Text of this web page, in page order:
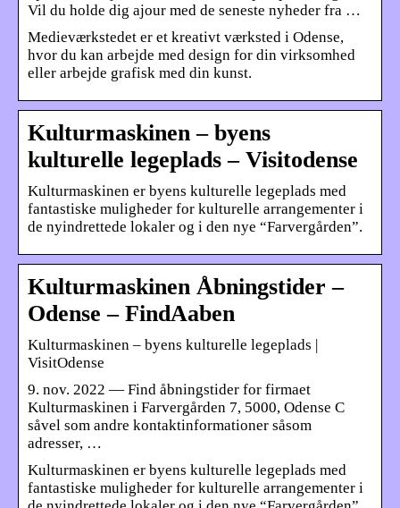
Vil du holde dig ajour med de seneste nyheder fra …
Medieværkstedet er et kreativt værksted i Odense,
hvor du kan arbejde med design for din virksomhed
eller arbejde grafisk med din kunst.
Kulturmaskinen – byens
kulturelle legeplads – Visitodense
Kulturmaskinen er byens kulturelle legeplads med
fantastiske muligheder for kulturelle arrangementer i
de nyindrettede lokaler og i den nye “Farvergården”.
Kulturmaskinen Åbningstider –
Odense – FindAaben
Kulturmaskinen – byens kulturelle legeplads |
VisitOdense
9. nov. 2022 — Find åbningstider for firmaet
Kulturmaskinen i Farvergården 7, 5000, Odense C
såvel som andre kontaktinformationer såsom
adresser, …
Kulturmaskinen er byens kulturelle legeplads med
fantastiske muligheder for kulturelle arrangementer i